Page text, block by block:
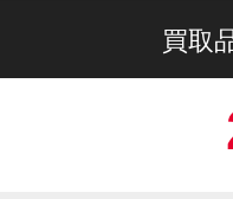
買取